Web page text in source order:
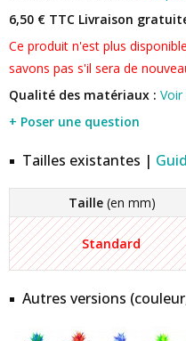
6,50 € TTC Livraison
Ce produit n'est plus
savons pas s'il sera de
Qualité des matériaux :
+ Poser une question
Tailles existantes |
Taille(en mm)
Standard
Autres versions